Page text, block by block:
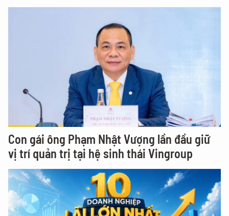
Con gái ông Phạm Nhật Vượng lần đầu giữ
vị trí quản trị tại hệ sinh thái Vingroup